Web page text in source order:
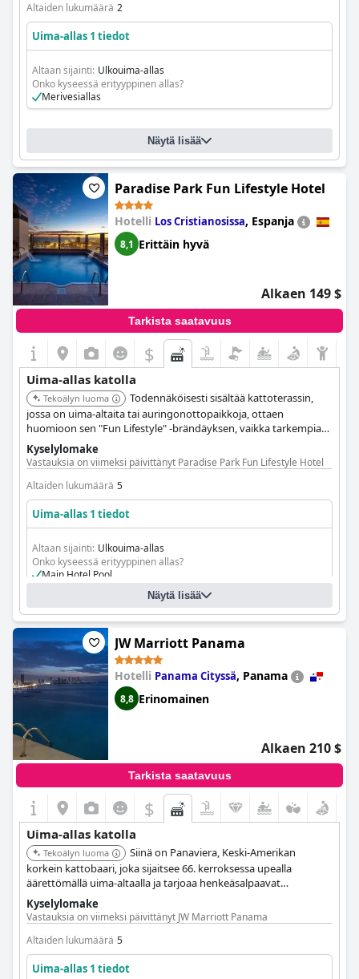
Altaiden lukumäärä 2
Uima-allas 1 tiedot
Altaan sijainti: Ulkouima-allas
Onko kyseessä erityyppinen allas?
Merivesiallas
Näytä lisää
Paradise Park Fun Lifestyle Hotel
Hotelli Los Cristianosissa, Espanja
8,1 Erittäin hyvä
Alkaen 149 $
Tarkista saatavuus
$
Uima-allas katolla
Tekoälyn luoma
Todennäköisesti sisältää kattoterassin,
jossa on uima-altaita tai auringonottopaikkoja, ottaen
huomioon sen "Fun Lifestyle" -brändäyksen, vaikka tarkempia
tietoja kattouima-altaasta ei ole vahvistettu annetuista
tiedoista. Hotelli tunnetaan useista uima-altaistaan ja
perheystävällisistä mukavuuksistaan.
Kyselylomake
Vastauksia on viimeksi päivittänyt Paradise Park Fun Lifestyle Hotel
Altaiden lukumäärä 5
Uima-allas 1 tiedot
Altaan sijainti: Ulkouima-allas
Onko kyseessä erityyppinen allas?
Main Hotel Pool
Näytä lisää
JW Marriott Panama
Hotelli Panama Cityssä, Panama
8,8 Erinomainen
Alkaen 210 $
Tarkista saatavuus
$
Uima-allas katolla
Tekoälyn luoma
Siinä on Panaviera, Keski-Amerikan
korkein kattobaari, joka sijaitsee 66. kerroksessa upealla
äärettömällä uima-altaalla ja tarjoaa henkeäsalpaavat
panoraamanäkymät merelle ja Panama Cityyn. Kattobaari
tarjoaa yhdistelmän paikallista ja kansainvälistä keittiötä.
Kyselylomake
Vastauksia on viimeksi päivittänyt JW Marriott Panama
Altaiden lukumäärä 5
Uima-allas 1 tiedot